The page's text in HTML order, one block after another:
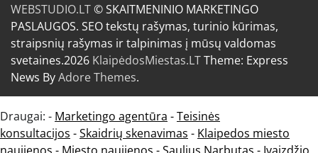
WEBSTUDIO.LT© SKAITMENINIO MARKETINGO
PASLAUGOS. SEO tekstų rašymas, turinio kūrimas,
straipsnių rašymas ir talpinimas į mūsų valdomas
svetaines.2026 KlaipėdosMiestas.LTTheme: Express
News ByAdore Themes.
Draugai: - Marketingo agentūra -Teisinės
konsultacijos -Skaidrių skenavimas - Klaipedos miesto